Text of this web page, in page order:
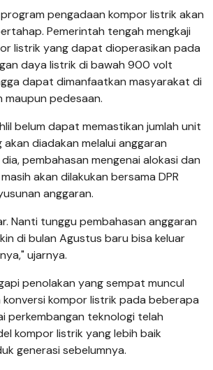
program pengadaan kompor listrik akan
Pemerintah tengah mengkaji
listrik yang dapat dioperasikan pada
daya listrik di bawah 900 volt
dapat dimanfaatkan masyarakat di
maupun pedesaan.
belum dapat memastikan jumlah unit
diadakan melalui anggaran
pembahasan mengenai alokasi dan
akan dilakukan bersama DPR
anggaran.
Nanti tunggu pembahasan anggaran
di bulan Agustus baru bisa keluar
ujarnya.
penolakan yang sempat muncul
kompor listrik pada beberapa
perkembangan teknologi telah
kompor listrik yang lebih baik
generasi sebelumnya.